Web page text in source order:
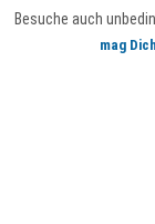
Besuche auch
mag Dich